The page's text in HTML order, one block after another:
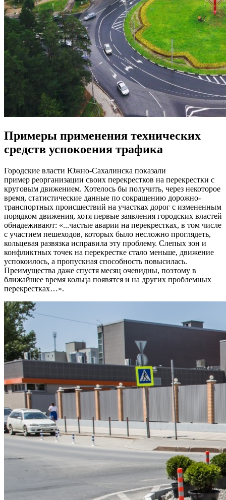
Примеры применения технических
средств успокоения трафика
Городские власти Южно-Сахалинска показали
пример реорганизации своих перекрестков на перекрестки с
круговым движением. Хотелось бы получить, через некоторое
время, статистические данные по сокращению дорожно-
транспортных происшествий на участках дорог с измененным
порядком движения, хотя первые заявления городских властей
обнадеживают: «...частые аварии на перекрестках, в том числе
с участием пешеходов, которых было несложно проглядеть,
кольцевая развязка исправила эту проблему. Слепых зон и
конфликтных точек на перекрестке стало меньше, движение
успокоилось, а пропускная способность повысилась.
Преимущества даже спустя месяц очевидны, поэтому в
ближайшее время кольца появятся и на других проблемных
перекрестках…».